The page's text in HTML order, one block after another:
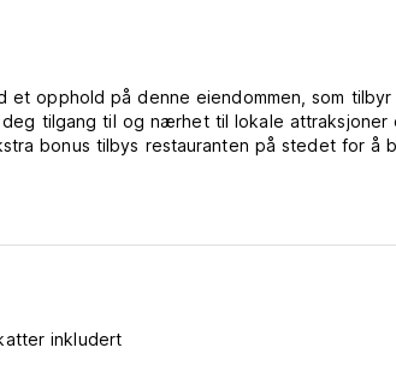
et opphold på denne eiendommen, som
deg tilgang til og nærhet til lokale
bonus tilbys restauranten på stedet for å
inkludert